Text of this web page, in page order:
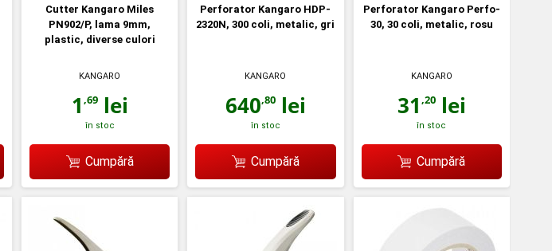
Cutter Kangaro Miles
PN902/P, lama 9mm,
plastic, diverse culori
KANGARO
1 ,69lei
în stoc
Cumpără
Perforator Kangaro HDP-
2320N, 300 coli, metalic, gri
KANGARO
640,80lei
în stoc
Cumpără
Perforator Kangaro Perfo-
30, 30 coli, metalic, rosu
KANGARO
31 ,20lei
în stoc
Cumpără